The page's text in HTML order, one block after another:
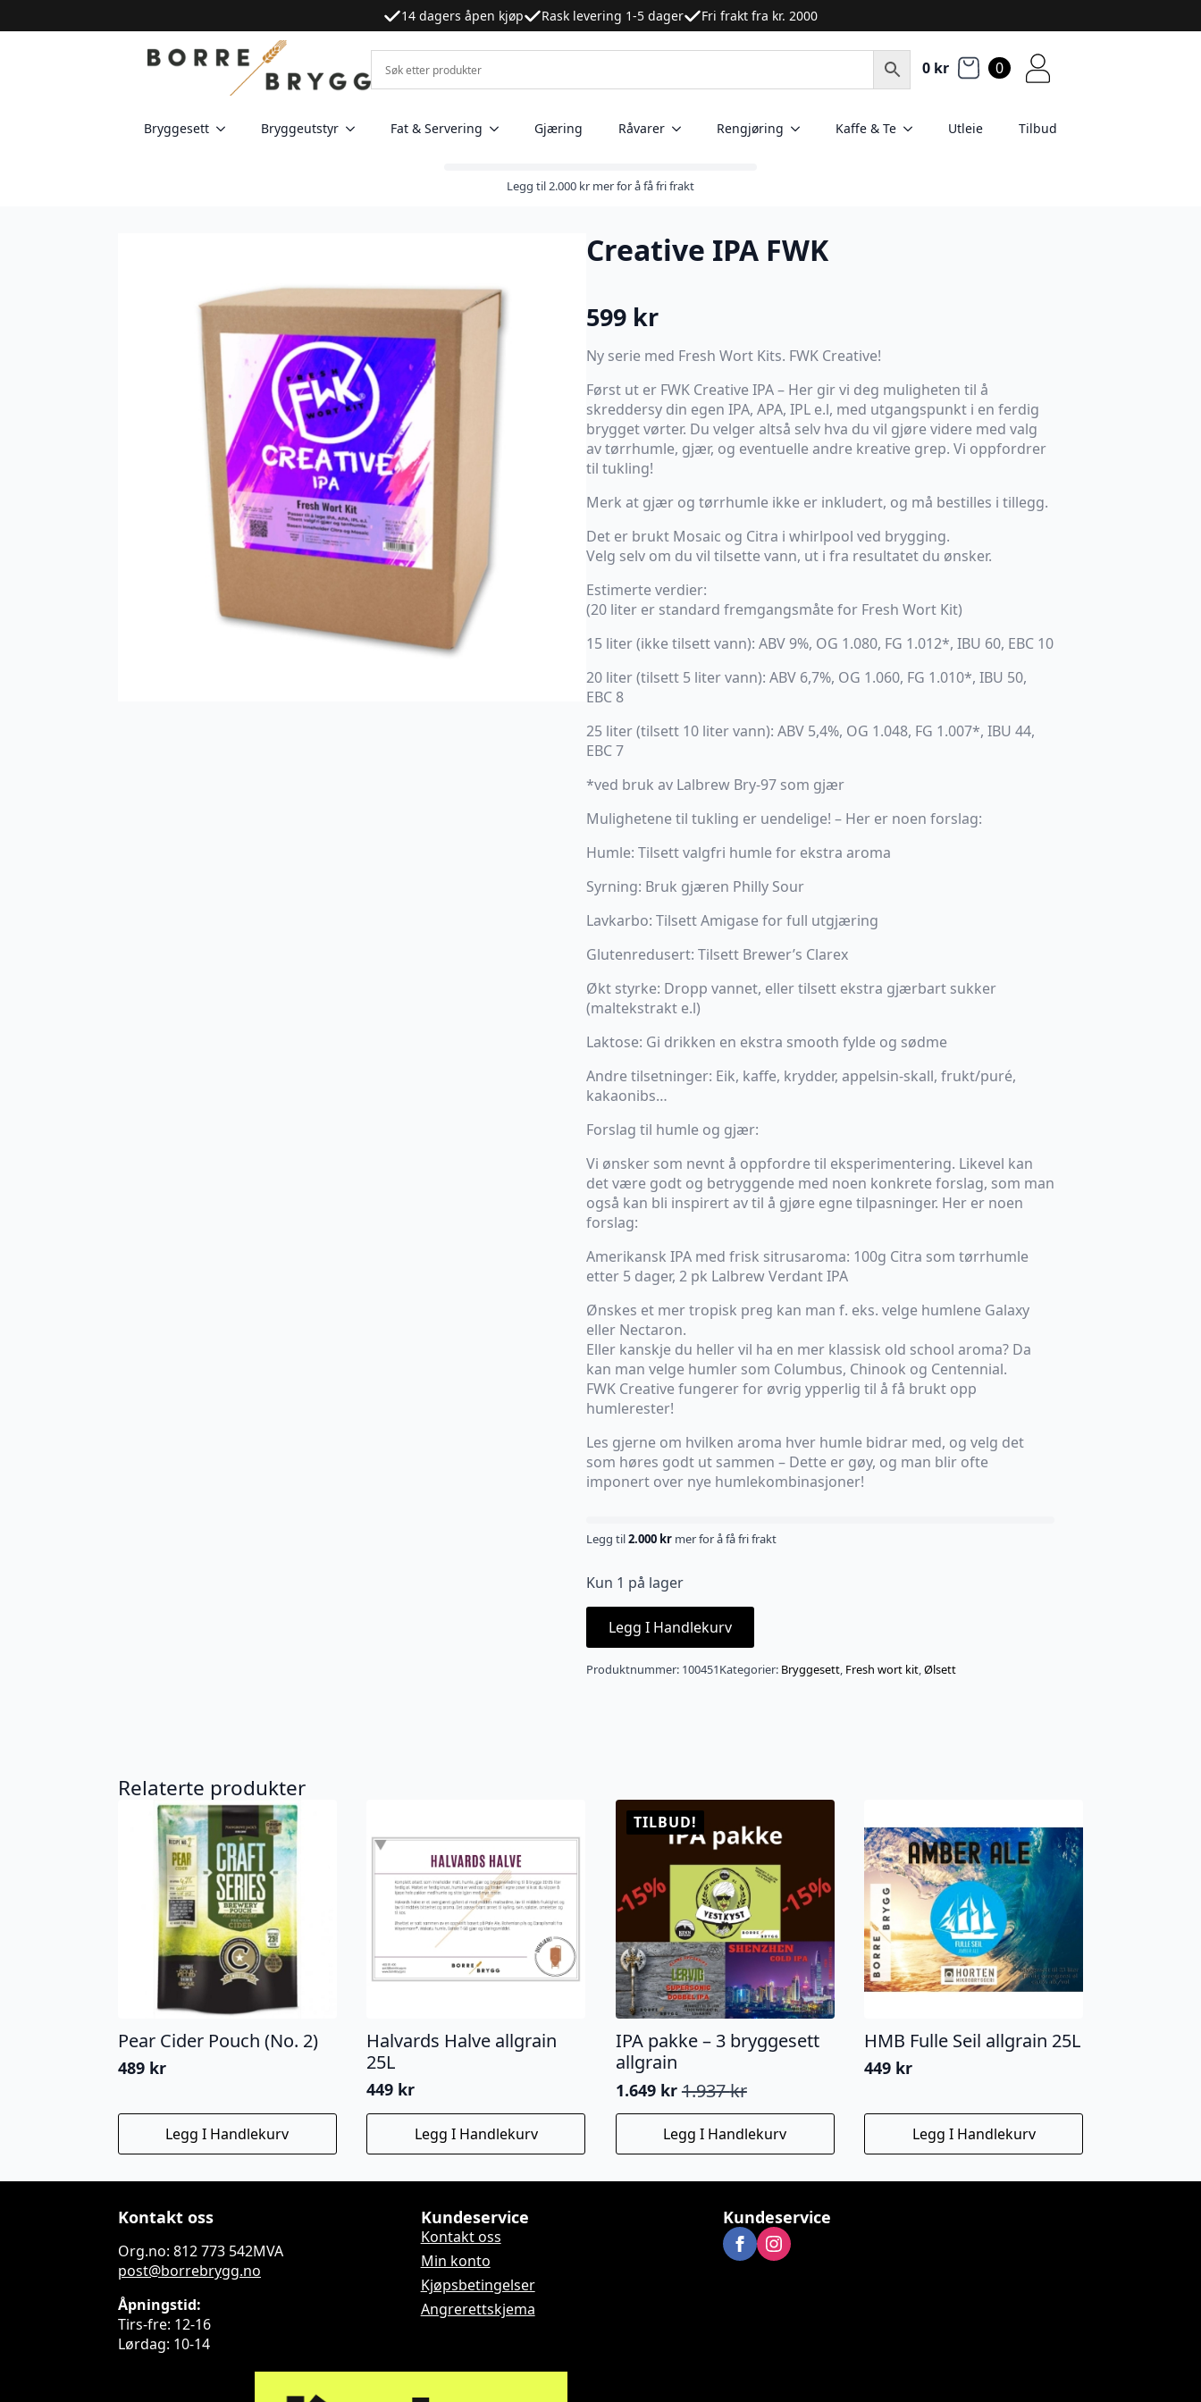
14 dagers åpen kjøp Rask levering 1-5 dager Fri frakt fra kr. 2000
0 kr 0
Bryggesett Bryggeutstyr Fat & Servering Gjæring Råvarer Rengjøring Kaffe & Te Utleie Tilbud
Legg til2.000 kr mer for å få fri frakt
Creative IPA FWK
599 kr
Ny serie med Fresh Wort Kits. FWK Creative!
Først ut er FWK Creative IPA – Her gir vi deg muligheten til å
skreddersy din egen IPA, APA, IPL e.l, med utgangspunkt i en ferdig
brygget vørter. Du velger altså selv hva du vil gjøre videre med valg
av tørrhumle, gjær, og eventuelle andre kreative grep. Vi oppfordrer
til tukling!
Merk at gjær og tørrhumle ikke er inkludert, og må bestilles i tillegg.
Det er brukt Mosaic og Citra i whirlpool ved brygging.
Velg selv om du vil tilsette vann, ut i fra resultatet du ønsker.
Estimerte verdier:
(20 liter er standard fremgangsmåte for Fresh Wort Kit)
15 liter (ikke tilsett vann): ABV 9%, OG 1.080, FG 1.012*, IBU 60, EBC 10
20 liter (tilsett 5 liter vann): ABV 6,7%, OG 1.060, FG 1.010*, IBU 50,
EBC 8
25 liter (tilsett 10 liter vann): ABV 5,4%, OG 1.048, FG 1.007*, IBU 44,
EBC 7
*ved bruk av Lalbrew Bry-97 som gjær
Mulighetene til tukling er uendelige! – Her er noen forslag:
Humle: Tilsett valgfri humle for ekstra aroma
Syrning: Bruk gjæren Philly Sour
Lavkarbo: Tilsett Amigase for full utgjæring
Glutenredusert: Tilsett Brewer’s Clarex
Økt styrke: Dropp vannet, eller tilsett ekstra gjærbart sukker
(maltekstrakt e.l)
Laktose: Gi drikken en ekstra smooth fylde og sødme
Andre tilsetninger: Eik, kaffe, krydder, appelsin-skall, frukt/puré,
kakaonibs…
Forslag til humle og gjær:
Vi ønsker som nevnt å oppfordre til eksperimentering. Likevel kan
det være godt og betryggende med noen konkrete forslag, som man
også kan bli inspirert av til å gjøre egne tilpasninger. Her er noen
forslag:
Amerikansk IPA med frisk sitrusaroma: 100g Citra som tørrhumle
etter 5 dager, 2 pk Lalbrew Verdant IPA
Ønskes et mer tropisk preg kan man f. eks. velge humlene Galaxy
eller Nectaron.
Eller kanskje du heller vil ha en mer klassisk old school aroma? Da
kan man velge humler som Columbus, Chinook og Centennial.
FWK Creative fungerer for øvrig ypperlig til å få brukt opp
humlerester!
Les gjerne om hvilken aroma hver humle bidrar med, og velg det
som høres godt ut sammen – Dette er gøy, og man blir ofte
imponert over nye humlekombinasjoner!
Legg til2.000 kr mer for å få fri frakt
Kun 1 på lager
Legg I Handlekurv
Produktnummer: 100451Kategorier: Bryggesett, Fresh wort kit,Ølsett
Relaterte produkter
Pear Cider Pouch (No. 2)
489 kr
Legg I Handlekurv
Halvards Halve allgrain
25L
449 kr
Legg I Handlekurv
TILBUD!
IPA pakke – 3 bryggesett
allgrain
1.937kr
Opprinnelig
pris
1.937 kr.
1.649 kr
Nåværende
pris
1.649 kr.
Legg I Handlekurv
HMB Fulle Seil allgrain 25L
449 kr
Legg I Handlekurv
Kontakt oss
Org.no: 812 773 542MVA
post@borrebrygg.no
Åpningstid:
Tirs-fre: 12-16
Lørdag: 10-14
Kundeservice
Kontakt oss
Min konto
Kjøpsbetingelser
Angrerettskjema
Kundeservice